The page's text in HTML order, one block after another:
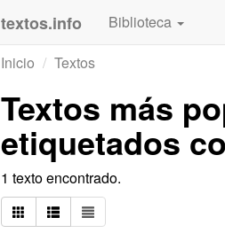
textos.info Biblioteca
Inicio
Textos
Textos más
etiquetados
1 texto encontrado.